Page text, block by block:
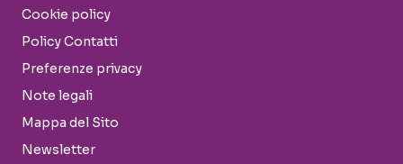
Cookie policy
Policy Contatti
Preferenze privacy
Note legali
Mappa del Sito
Newsletter